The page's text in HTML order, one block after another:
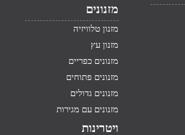
מזנונים
מזנון טלוויזיה
מזנון עץ
מזנונים כפריים
מזנונים פתוחים
מזנונים גדולים
מזנונים עם מגירות
ויטרינות